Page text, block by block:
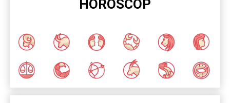
HOROSCOP